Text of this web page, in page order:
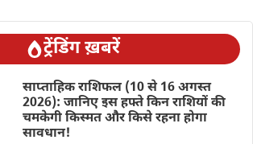
ट्रेंडिंग ख़बरें
साप्ताहिक राशिफल (10 से 16 अगस्त
2026): जानिए इस हफ्ते किन राशियों की
चमकेगी किस्मत और किसे रहना होगा
सावधान!